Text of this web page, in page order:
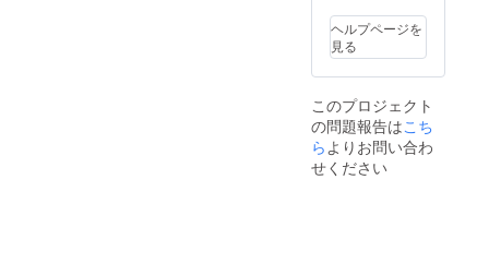
ヘルプページを
見る
このプロジェクト
の問題報告はこち
らよりお問い合わ
せください